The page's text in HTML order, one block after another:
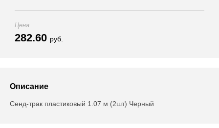
Цена
282.60 руб.
Описание
Сенд-трак пластиковый 1.07 м (2шт) Черный